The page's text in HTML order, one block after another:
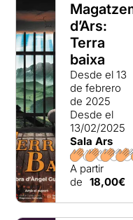
d’Ars:
Terra
baixa
Desde el 13
de febrero
de 2025
Desde el
13/02/2025
Sala Ars
A partir
de 18,00€